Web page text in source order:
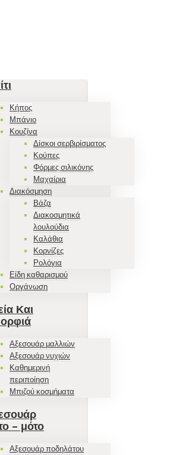
Κήπος
Μπάνιο
Κουζίνα
Δίσκοι σερβιρίσματος
Κούπες
Φόρμες σιλικόνης
Μαχαίρια
Διακόσμηση
Βάζα
Διακοσμητικά
λουλούδια
Καλάθια
Κορνίζες
Ρολόγια
Είδη καθαρισμού
Οργάνωση
Και
Αξεσουάρ μαλλιών
Αξεσουάρ νυχιών
Καθημερινή
περιποίηση
Μπιζού κοσμήματα
– μότο
Αξεσουάρ ποδηλάτου